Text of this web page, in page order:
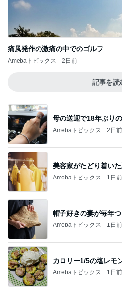
痛風発作の激痛の中でのゴルフ
Amebaトピックス 2日前
記事を読
母の送迎で18年ぶり
Amebaトピックス 2日前
美容家がたどり着い
Amebaトピックス 1日前
帽子好きの妻が毎年
Amebaトピックス 1日前
カロリー1/5の塩レモ
Amebaトピックス 1日前